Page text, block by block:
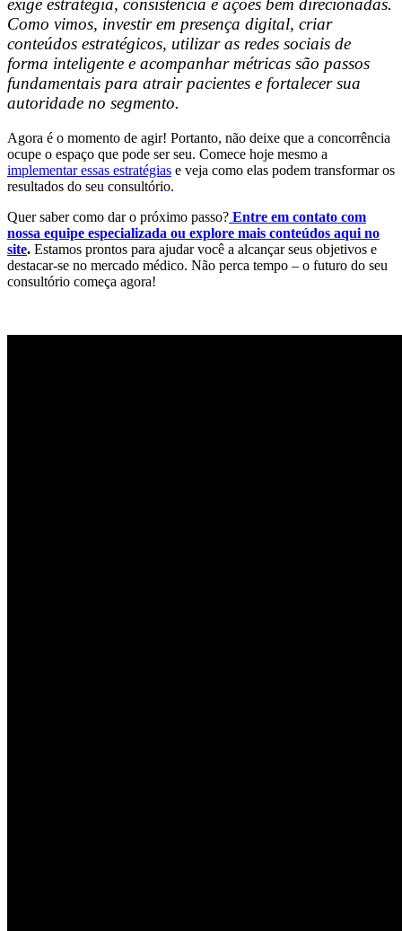
exige estratégia, consistência e ações bem direcionadas.
Como vimos, investir em presença digital, criar
conteúdos estratégicos, utilizar as redes sociais de
forma inteligente e acompanhar métricas são passos
fundamentais para atrair pacientes e fortalecer sua
autoridade no segmento.
Agora é o momento de agir! Portanto, não deixe que a concorrência
ocupe o espaço que pode ser seu. Comece hoje mesmo a
implementar essas estratégias e veja como elas podem transformar os
resultados do seu consultório.
Quer saber como dar o próximo passo? Entre em contato com
nossa equipe especializada ou explore mais conteúdos aqui no
site. Estamos prontos para ajudar você a alcançar seus objetivos e
destacar-se no mercado médico. Não perca tempo – o futuro do seu
consultório começa agora!